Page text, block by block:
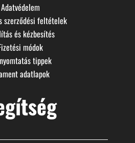
Adatvédelem
szerződési feltételek
és kézbesítés
módok
tippek
adatlapok